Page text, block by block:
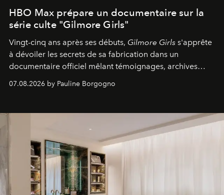
HBO Max prépare un documentaire sur la
série culte "Gilmore Girls"
Vingt-cinq ans après ses débuts, Gilmore Girls s'apprête
à dévoiler les secrets de sa fabrication dans un
documentaire officiel mêlant témoignages, archives
inédites et plongée dans les coulisses d'un phénomène
générationnel.
07.08.2026 by Pauline Borgogno